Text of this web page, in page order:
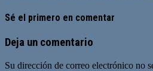
Sé el primero en comentar
Deja un comentario
Su dirección de correo electrónico no